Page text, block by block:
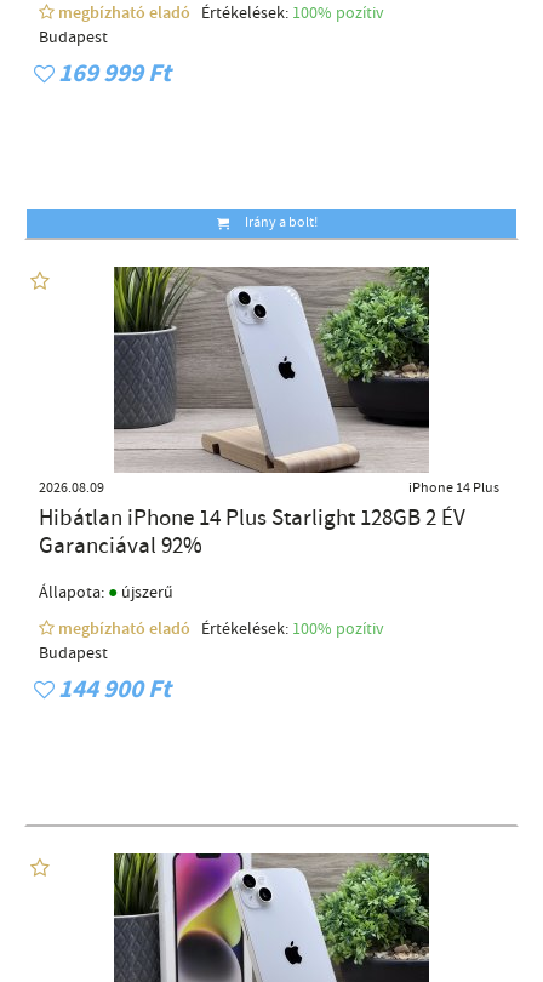
megbízható eladó
Értékelések: 100% pozítiv
Budapest
169 999 Ft
Irány a bolt!
2026.08.09 iPhone 14 Plus
Hibátlan iPhone 14 Plus Starlight 128GB 2 ÉV
Garanciával 92%
Állapota: ● újszerű
megbízható eladó
Értékelések: 100% pozítiv
Budapest
144 900 Ft